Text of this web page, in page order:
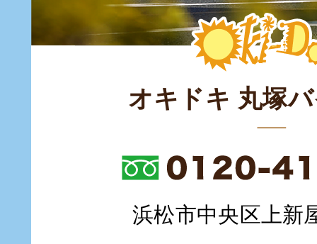
オキドキ 丸塚
浜松市中央区上新